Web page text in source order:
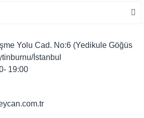
Yolu Cad. No:6 (Yedikule Göğüs
İstanbul
19:00